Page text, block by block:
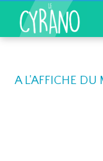
A L'AFFICHE DU